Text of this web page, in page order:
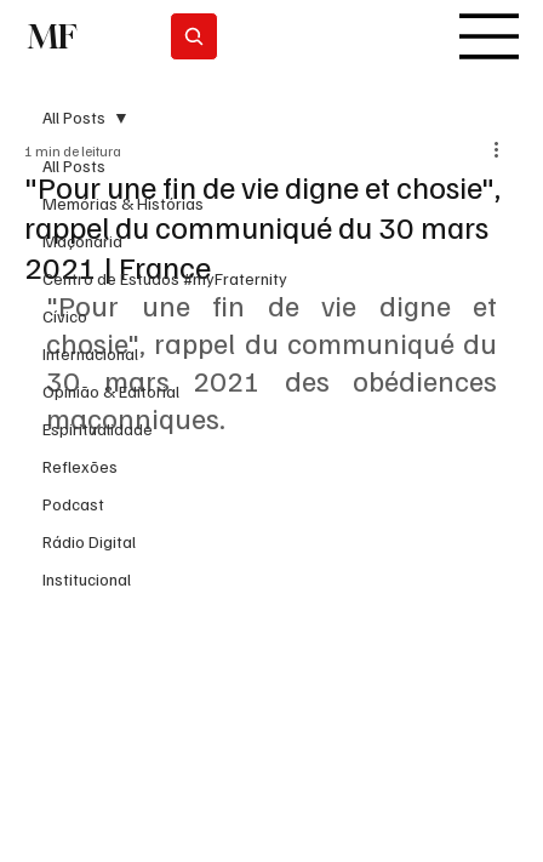
MF
All Posts
Memórias & Histórias
Maçonaria
Centro de Estudos #myFraternity
Cívico
Internacional
Opinião & Editorial
Espiritualidade
Reflexões
Podcast
Rádio Digital
Institucional
All Posts
"Pour une fin de vie digne et chosie",
rappel du communiqué du 30 mars
2021 | France
1 min de leitura
"Pour une fin de vie digne et
chosie", rappel du communiqué du
30 mars 2021 des obédiences
maçonniques.